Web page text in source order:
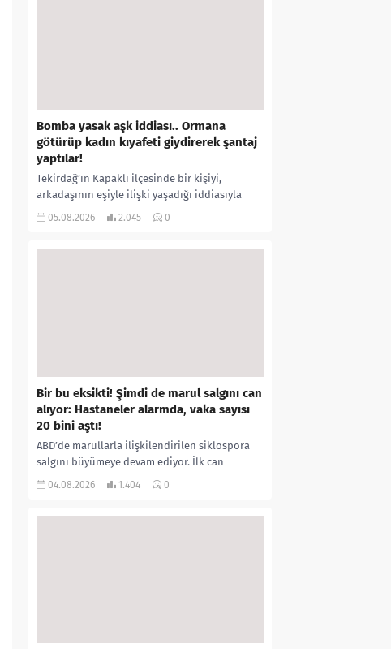
Bomba yasak aşk iddiası.. Ormana
götürüp kadın kıyafeti giydirerek şantaj
yaptılar!
Tekirdağ’ın Kapaklı ilçesinde bir kişiyi,
arkadaşının eşiyle ilişki yaşadığı iddiasıyla
ormanlık alana götürerek zorla kadın
05.08.2026 2.045 0
Bir bu eksikti! Şimdi de marul salgını can
alıyor: Hastaneler alarmda, vaka sayısı
20 bini aştı!
ABD’de marullarla ilişkilendirilen siklospora
salgını büyümeye devam ediyor. İlk can
kayıplarının yaşandığı salgında vaka sayısının
04.08.2026 1.404 0